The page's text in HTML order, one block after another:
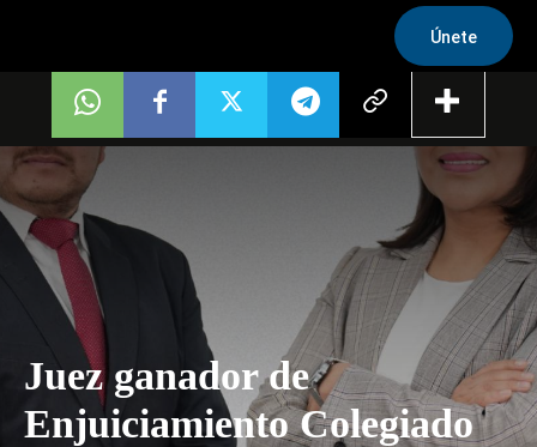
Únete
Juez ganador de
Enjuiciamiento Colegiado